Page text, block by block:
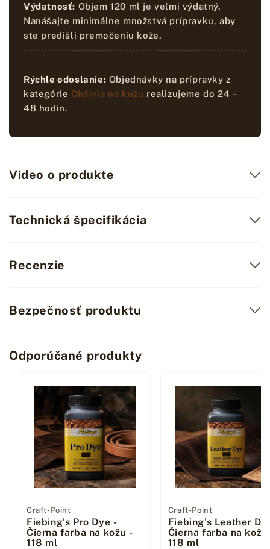
Výdatnosť: Objem 120 ml je veľmi výdatný.
Nanášajte minimálne množstvá prípravku, aby
ste predišli premočeniu kože.
Rýchle odoslanie: Objednávky na prípravky z
kategórie Chémia na kožu realizujeme do 24 –
48 hodín.
Video o produkte
Technická špecifikácia
Recenzie
Bezpečnosť produktu
Odporúčané produkty
Dodávateľ:
Craft-Point
Fiebing's Pro Dye -
Čierna farba na kožu -
118 ml
Dodávateľ:
Craft-Point
Fiebing's Leather
Čierna farba na kožu
118 ml